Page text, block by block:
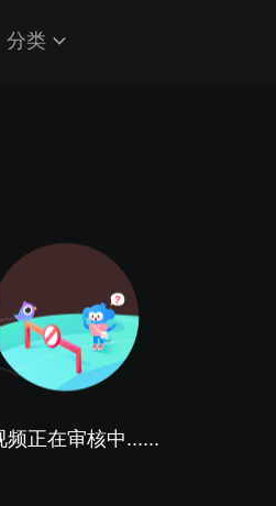
分类
频正在审核中......